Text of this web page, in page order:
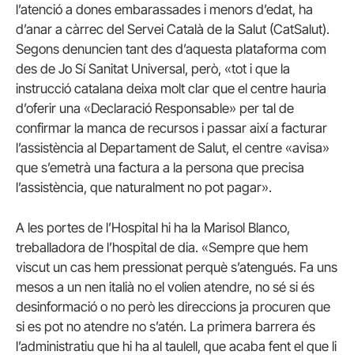
l’atenció a dones embarassades i menors d’edat, ha
d’anar a càrrec del Servei Català de la Salut (CatSalut).
Segons denuncien tant des d’aquesta plataforma com
des de Jo Sí Sanitat Universal, però, «tot i que la
instrucció catalana deixa molt clar que el centre hauria
d’oferir una «Declaració Responsable» per tal de
confirmar la manca de recursos i passar així a facturar
l’assistència al Departament de Salut, el centre «avisa»
que s’emetrà una factura a la persona que precisa
l’assistència, que naturalment no pot pagar».
A les portes de l’Hospital hi ha la Marisol Blanco,
treballadora de l’hospital de dia. «Sempre que hem
viscut un cas hem pressionat perquè s’atengués. Fa uns
mesos a un nen italià no el volien atendre, no sé si és
desinformació o no però les direccions ja procuren que
si es pot no atendre no s’atén. La primera barrera és
l’administratiu que hi ha al taulell, que acaba fent el que li